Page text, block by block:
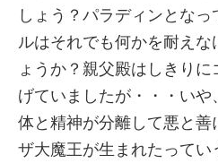
しょう？パラディンとな
ルはそれでも何かを耐えな
ょうか？親父殿はしきり
げていましたが・・・い
体と精神が分離して悪と善
ザ大魔王が生まれたってい